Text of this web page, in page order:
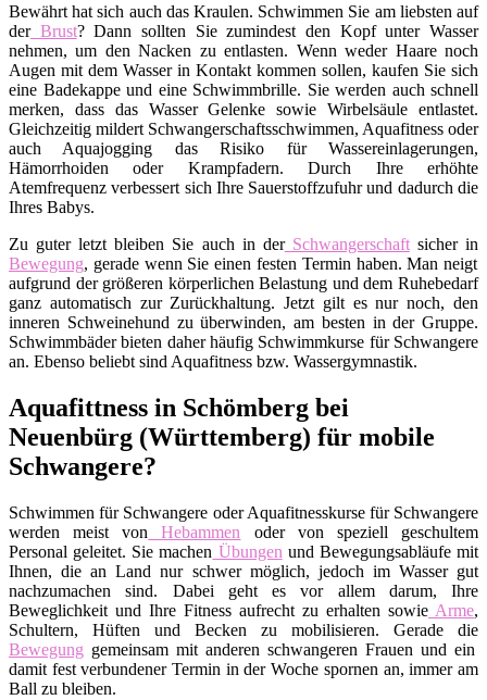
Bewährt hat sich auch das Kraulen. Schwimmen Sie am liebsten auf
derBrust? Dann sollten Sie zumindest den Kopf unter Wasser
nehmen, um den Nacken zu entlasten. Wenn weder Haare noch
Augen mit dem Wasser in Kontakt kommen sollen, kaufen Sie sich
eine Badekappe und eine Schwimmbrille. Sie werden auch schnell
merken, dass das Wasser Gelenke sowie Wirbelsäule entlastet.
Gleichzeitig mildert Schwangerschaftsschwimmen, Aquafitness oder
auch Aquajogging das Risiko für Wassereinlagerungen,
Hämorrhoiden oder Krampfadern. Durch Ihre erhöhte
Atemfrequenz verbessert sich Ihre Sauerstoffzufuhr und dadurch die
Ihres Babys.
Zu guter letzt bleiben Sie auch in derSchwangerschaftsicher in
Bewegung, gerade wenn Sie einen festen Termin haben. Man neigt
aufgrund der größeren körperlichen Belastung und dem Ruhebedarf
ganz automatisch zur Zurückhaltung. Jetzt gilt es nur noch, den
inneren Schweinehund zu überwinden, am besten in der Gruppe.
Schwimmbäder bieten daher häufig Schwimmkurse für Schwangere
an. Ebenso beliebt sind Aquafitness bzw. Wassergymnastik.
Aquafittness in Schömberg bei
Neuenbürg (Württemberg) für mobile
Schwangere?
Schwimmen für Schwangere oder Aquafitnesskurse für Schwangere
werden meist von Hebammen oder von speziell geschultem
Personal geleitet. Sie machen Übungen und Bewegungsabläufe mit
Ihnen, die an Land nur schwer möglich, jedoch im Wasser gut
nachzumachen sind. Dabei geht es vor allem darum, Ihre
Beweglichkeit und Ihre Fitness aufrecht zu erhalten sowie Arme,
Schultern, Hüften und Becken zu mobilisieren. Gerade die
Bewegung gemeinsam mit anderen schwangeren Frauen und ein
damit fest verbundener Termin in der Woche spornen an, immer am
Ball zu bleiben.